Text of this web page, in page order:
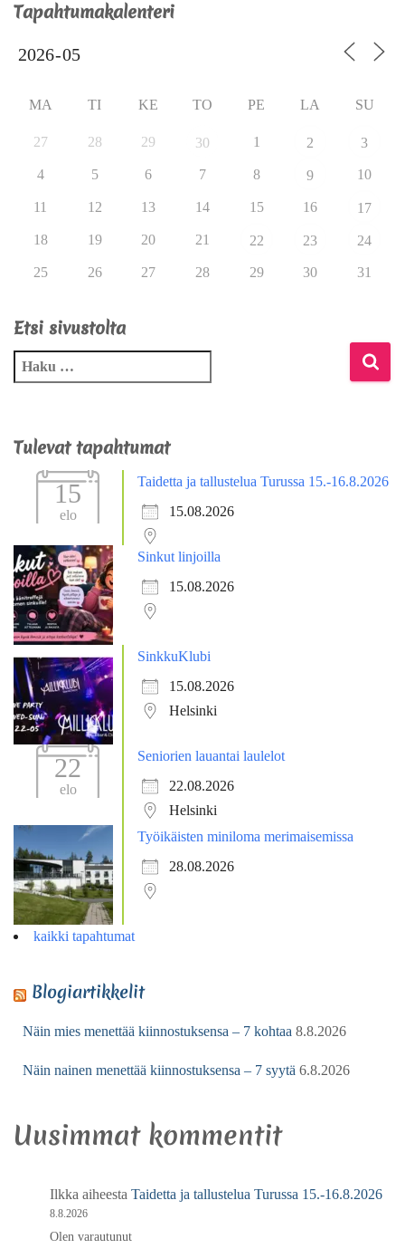
Tapahtumakalenteri
MA TI KE TO PE LA SU
27 28 29 30 1 2 3
4 5 6 7 8 9 10
11 12 13 14 15 16 17
18 19 20 21 22 23 24
25 26 27 28 29 30 31
Etsi sivustolta
Tulevat tapahtumat
15
elo
Taidetta ja tallustelua Turussa 15.-16.8.2026
15.08.2026
Sinkut linjoilla
15.08.2026
SinkkuKlubi
15.08.2026
Helsinki
22
elo
Seniorien lauantai laulelot
22.08.2026
Helsinki
Työikäisten miniloma merimaisemissa
28.08.2026
kaikki tapahtumat
Blogiartikkelit
Näin mies menettää kiinnostuksensa – 7 kohtaa 8.8.2026
Näin nainen menettää kiinnostuksensa – 7 syytä 6.8.2026
Uusimmat kommentit
Ilkka aiheesta Taidetta ja tallustelua Turussa 15.-16.8.2026
8.8.2026
Olen varautunut